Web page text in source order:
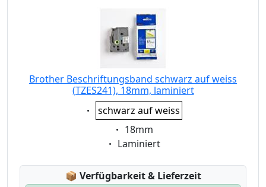
Brother Beschriftungsband schwarz auf weiss
(TZES241), 18mm, laminiert
Eigenschaft:
schwarz auf weiss
Eigenschaft:
18mm
Eigenschaft:
Laminiert
📦 Lagerstatus:
Verfügbarkeit & Lieferzeit